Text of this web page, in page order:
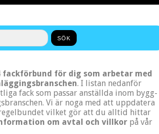
fackförbund för dig som arbetar med
. I listan nedanför
fack som passar anställda inom bygg-
Vi är noga med att uppdatera
vilket gör att du alltid hittar
om avtal och villkorpå vår